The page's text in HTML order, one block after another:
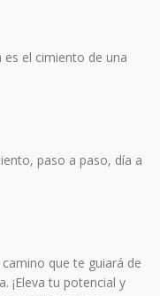
es el cimiento de una
paso a paso, día a
que te guiará de
¡Eleva tu potencial y